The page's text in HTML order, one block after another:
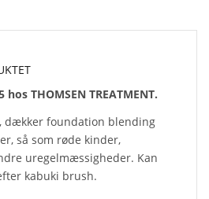
THOMSEN TREATMENT.
dækker foundation blending
så som røde kinder,
uregelmæssigheder. Kan
kabuki brush.